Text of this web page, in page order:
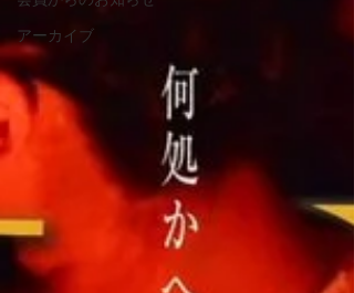
アーカイブ